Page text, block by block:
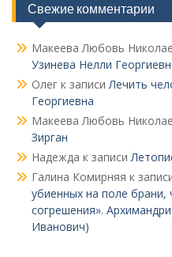
Свежие комментарии
Макеева Любовь
Узинева Нелли
Олег к записиЛечить
Георгиевна
Макеева Любовь
Зирган
Надежда к записи
Галина Комирняя к
убиенных на поле
согрешения».
Иванович)